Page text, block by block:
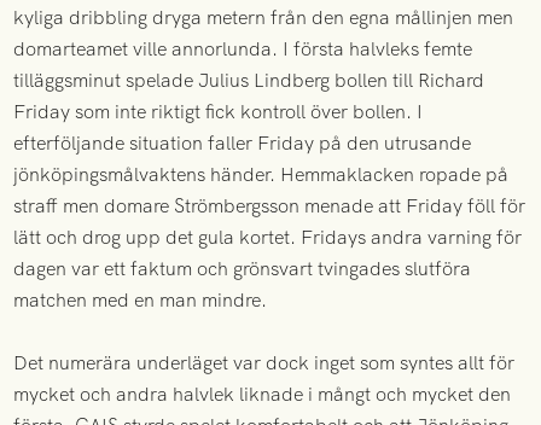
kyliga dribbling dryga metern från den egna mållinjen men
domarteamet ville annorlunda. I första halvleks femte
tilläggsminut spelade Julius Lindberg bollen till Richard
Friday som inte riktigt fick kontroll över bollen. I
efterföljande situation faller Friday på den utrusande
jönköpingsmålvaktens händer. Hemmaklacken ropade på
straff men domare Strömbergsson menade att Friday föll för
lätt och drog upp det gula kortet. Fridays andra varning för
dagen var ett faktum och grönsvart tvingades slutföra
matchen med en man mindre.
Det numerära underläget var dock inget som syntes allt för
mycket och andra halvlek liknade i mångt och mycket den